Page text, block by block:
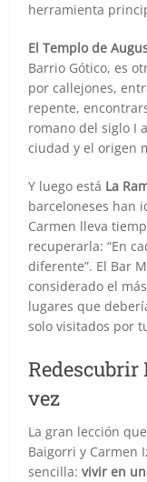
herramienta
El Templo de
Barrio Gótico, es
por callejones,
repente,
romano del siglo I
ciudad y el origen
Y luego está La
barceloneses han
Carmen lleva
recuperarla: “En
diferente”. El Bar
considerado el
lugares que
solo visitados por
Redescubrir
vez
La gran lección
Baigorri y Carmen
sencilla:vivir en